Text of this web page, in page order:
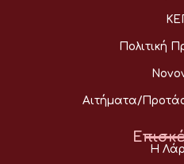
Πολιτική
Αιτήματα/
Η